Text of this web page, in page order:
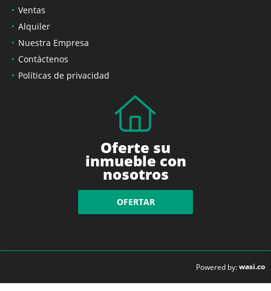
Ventas
Alquiler
Nuestra Empresa
Contáctenos
Políticas de privacidad
Oferte su
inmueble con
nosotros
OFERTAR
Powered by:wasi.co